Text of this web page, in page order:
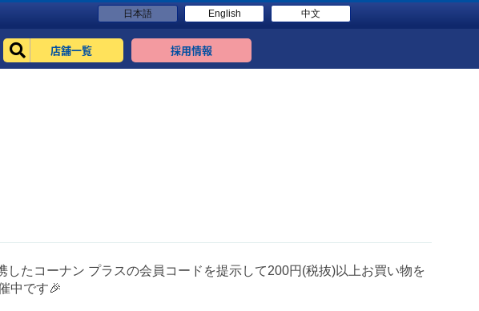
日本語 English 中文
店舗一覧 採用情報
たコーナン プラスの会員コードを提示して200円(税抜)以上お買い物を
中です🎉